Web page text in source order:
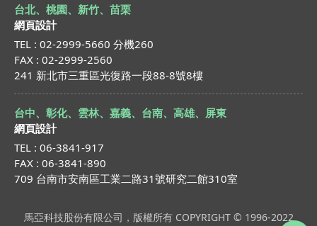
台北、桃園、新竹、苗栗
網頁設計
TEL : 02-2999-5660 分機260
FAX : 02-2999-2560
241 新北市三重區光復路一段88-8號8樓
台中、彰化、雲林、嘉義、台南、高雄、屏東
網頁設計
TEL : 06-3841-917
FAX : 06-3841-890
709 台南市安南區工業二路31號研究二館310室
馬亞科技股份有限公司，版權所有 COPYRIGHT © 1996-2022